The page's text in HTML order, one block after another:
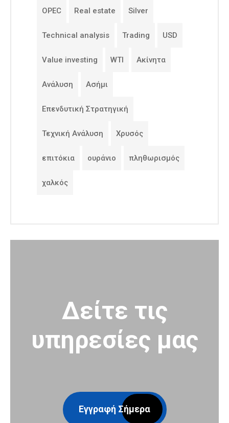
OPEC Real estate Silver
Technical analysis Trading USD
Value investing WTI Ακίνητα
Ανάλυση Ασήμι
Επενδυτική Στρατηγική
Τεχνική Ανάλυση Χρυσός
επιτόκια ουράνιο πληθωρισμός
χαλκός
Δείτε τις
υπηρεσίες μας
Εγγραφή Σήμερα